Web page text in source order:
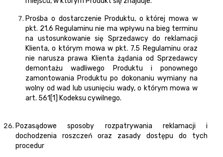
Prośba o dostarczenie Produktu, o której mowa w
pkt. 21.6 Regulaminu nie ma wpływu na bieg terminu
na ustosunkowanie się Sprzedawcy do reklamacji
Klienta, o którym mowa w pkt. 7.5 Regulaminu oraz
nie narusza prawa Klienta żądania od Sprzedawcy
demontażu wadliwego Produktu i ponownego
zamontowania Produktu po dokonaniu wymiany na
wolny od wad lub usunięciu wady, o którym mowa w
art. 561[1] Kodeksu cywilnego.
Pozasądowe sposoby rozpatrywania reklamacji i
dochodzenia roszczeń oraz zasady dostępu do tych
procedur